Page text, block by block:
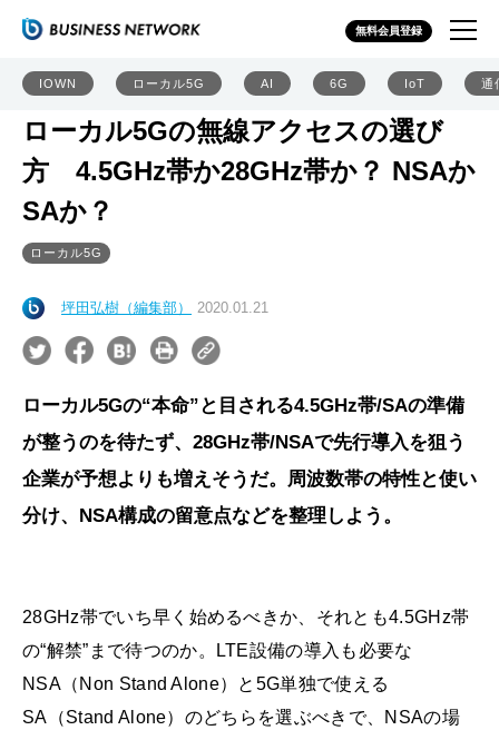
無料会員登録
IOWN ローカル5G AI 6G IoT 通
ローカル5Gの無線アクセスの選び
方 4.5GHz帯か28GHz帯か？ NSAか
SAか？
ローカル5G
坪田弘樹（編集部） 2020.01.21
ローカル5Gの“本命”と目される4.5GHz帯/SAの準備
が整うのを待たず、28GHz帯/NSAで先行導入を狙う
企業が予想よりも増えそうだ。周波数帯の特性と使い
分け、NSA構成の留意点などを整理しよう。
28GHz帯でいち早く始めるべきか、それとも4.5GHz帯
の“解禁”まで待つのか。LTE設備の導入も必要な
NSA（Non Stand Alone）と5G単独で使える
SA（Stand Alone）のどちらを選ぶべきで、NSAの場